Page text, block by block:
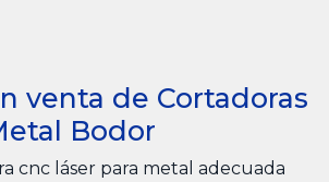
venta de Cortadoras
Bodor
cnc láser para metal adecuada